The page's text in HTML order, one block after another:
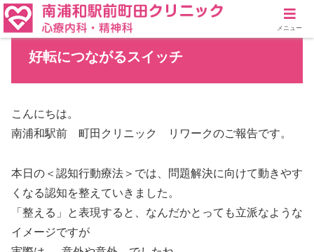
好転につながるスイッチ
こんにちは。
南浦和駅前 町田クリニック リワークのご報告です。
本日の＜認知行動療法＞では、問題解決に向けて動きやす
くなる認知を整えていきました。
「整える」と表現すると、なんだかとっても立派なような
イメージですが
メニュー